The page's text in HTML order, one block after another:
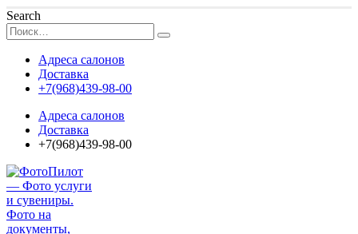
Search
Адреса салонов
Доставка
+7(968)439-98-00
Адреса салонов
Доставка
+7(968)439-98-00